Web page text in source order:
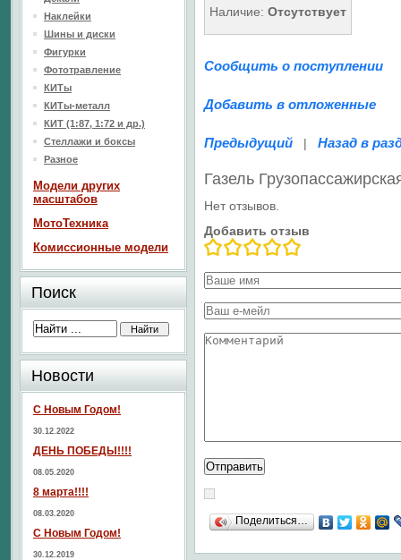
Наличие: Отсутствует
Сообщить о поступлении
Добавить в отложенные
Предыдущий | Назад в
Газель
Нет отзывов.
Добавить отзыв
Поделиться…
Наклейки
Шины и диски
Фигурки
Фототравление
КИТы
КИТы-металл
КИТ (1:87, 1:72 и др.)
Стеллажи и боксы
Разное
Модели других
масштабов
МотоТехника
Комиссионные модели
Поиск
Новости
С Новым Годом!
30.12.2022
ДЕНЬ ПОБЕДЫ!!!!
08.05.2020
8 марта!!!!
08.03.2020
С Новым Годом!
30.12.2019